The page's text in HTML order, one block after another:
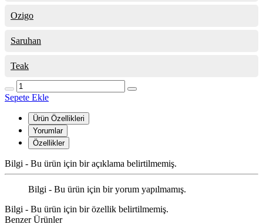
Ozigo
Saruhan
Teak
Sepete Ekle
Ürün Özellikleri
Yorumlar
Özellikler
Bilgi - Bu ürün için bir açıklama belirtilmemiş.
Bilgi - Bu ürün için bir yorum yapılmamış.
Bilgi - Bu ürün için bir özellik belirtilmemiş.
Benzer Ürünler